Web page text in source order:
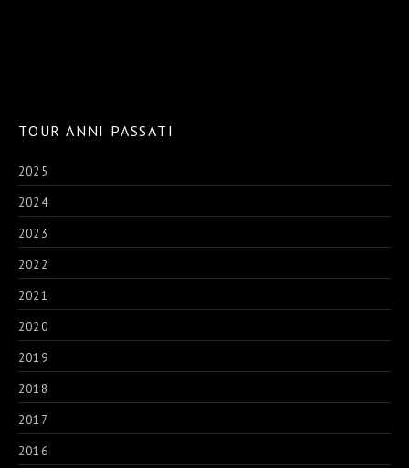
TOUR ANNI PASSATI
2025
2024
2023
2022
2021
2020
2019
2018
2017
2016